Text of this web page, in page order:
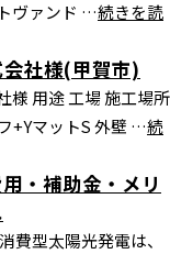
ヴァンド …続きを読
社様(甲賀市)
様 用途 工場 施工場所
+YマットS 外壁 …続
・補助金・メリ
費型太陽光発電は、